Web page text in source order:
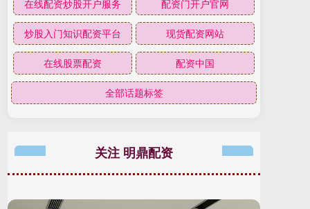
在线配资炒股开户服务 配资门开户官网
炒股入门知识配资平台 现货配资网站
在线股票配资 配资中国
全部话题标签
关注 明鼎配资